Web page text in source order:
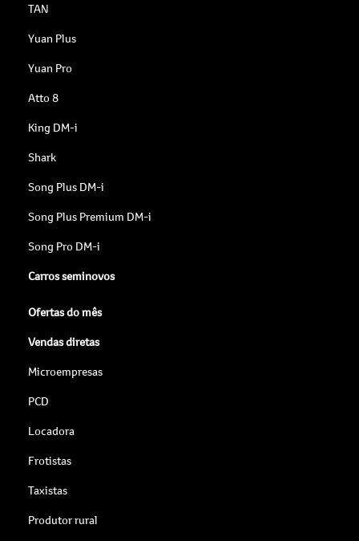
TAN
Yuan Plus
Yuan Pro
Atto 8
King DM-i
Shark
Song Plus DM-i
Song Plus Premium DM-i
Song Pro DM-i
Carros seminovos
Ofertas do mês
Vendas diretas
Microempresas
PCD
Locadora
Frotistas
Taxistas
Produtor rural